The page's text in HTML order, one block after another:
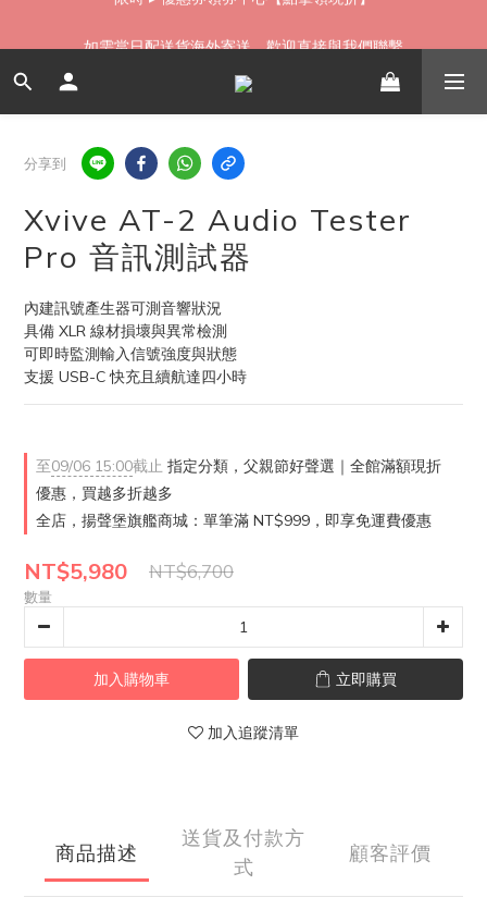
分享到
Xvive AT-2 Audio Tester
Pro 音訊測試器
內建訊號產生器可測音響狀況
具備 XLR 線材損壞與異常檢測
可即時監測輸入信號強度與狀態
支援 USB-C 快充且續航達四小時
至09/06 15:00截止 指定分類，父親節好聲選｜全館滿額現折
優惠，買越多折越多
全店，揚聲堡旗艦商城：單筆滿 NT$999，即享免運費優惠
NT$5,980 NT$6,700
數量
加入購物車 立即購買
加入追蹤清單
商品描述
送貨及付款方
式
顧客評價